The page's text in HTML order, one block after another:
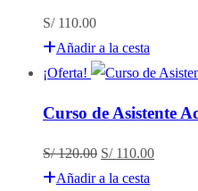
S/110.00
Añadir a la cesta
¡Oferta!
Curso de Asistente
S/120.00 El
precio
S/110.00El
Añadir a la cesta